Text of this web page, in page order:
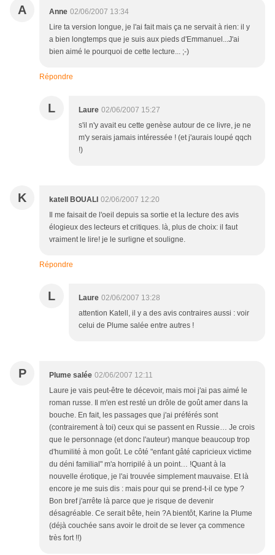
A Anne 02/06/2007 13:34
Lire ta version longue, je l'ai fait mais ça ne servait à rien: il y
a bien longtemps que je suis aux pieds d'Emmanuel...J'ai
bien aimé le pourquoi de cette lecture... ;-)
Répondre
L Laure 02/06/2007 15:27
s'il n'y avait eu cette genèse autour de ce livre, je ne
m'y serais jamais intéressée ! (et j'aurais loupé qqch
!)
K katell BOUALI 02/06/2007 12:20
Il me faisait de l'oeil depuis sa sortie et la lecture des avis
élogieux des lecteurs et critiques. là, plus de choix: il faut
vraiment le lire! je le surligne et souligne.
Répondre
L Laure 02/06/2007 13:28
attention Katell, il y a des avis contraires aussi : voir
celui de Plume salée entre autres !
P Plume salée 02/06/2007 12:11
Laure je vais peut-être te décevoir, mais moi j'ai pas aimé le
roman russe. Il m'en est resté un drôle de goût amer dans la
bouche. En fait, les passages que j'ai préférés sont
(contrairement à toi) ceux qui se passent en Russie… Je crois
que le personnage (et donc l'auteur) manque beaucoup trop
d'humilité à mon goût. Le côté "enfant gâté capricieux victime
du déni familial" m'a horripilé à un point… !Quant à la
nouvelle érotique, je l'ai trouvée simplement mauvaise. Et là
encore je me suis dis : mais pour qui se prend-t-il ce type ?
Bon bref j'arrête là parce que je risque de devenir
désagréable. Ce serait bête, hein ?A bientôt, Karine la Plume
(déjà couchée sans avoir le droit de se lever ça commence
très fort !!)